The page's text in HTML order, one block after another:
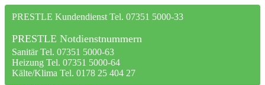
PRESTLE Kundendienst Tel. 07351 5000-33
PRESTLE Notdienstnummern
Sanitär Tel. 07351 5000-63
Heizung Tel. 07351 5000-64
Kälte/Klima Tel. 0178 25 404 27